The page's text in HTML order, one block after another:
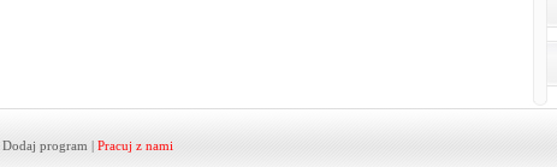
Dodaj program | Pracuj z nami